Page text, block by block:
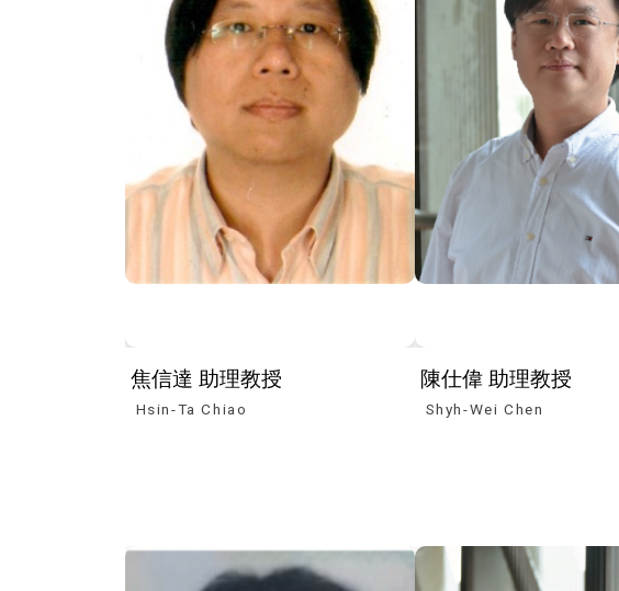
焦信達 助理教授
Hsin-Ta Chiao
陳仕偉 助理教授
Shyh-Wei Chen